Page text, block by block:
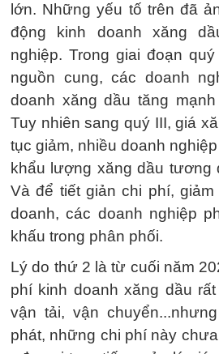
lớn. Những yếu tố trên đã
động kinh doanh xăng
nghiệp. Trong giai đoạn
nguồn cung, các doanh
doanh xăng dầu tăng
Tuy nhiên sang quý III, giá
tục giảm, nhiều doanh
khẩu lượng xăng dầu tương
Và để tiết giản chi phí, giảm
doanh, các doanh nghiệp
khấu trong phân phối.
Lý do thứ 2 là từ cuối năm
phí kinh doanh xăng dầu
vận tải, vận
phát, những chi phí này